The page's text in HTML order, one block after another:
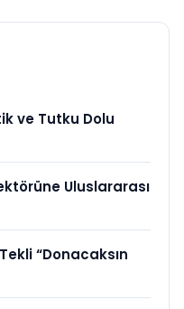
ve Tutku Dolu
Uluslararası
“Donacaksın